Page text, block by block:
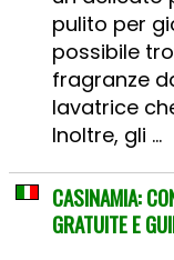
pulito per
possibile
fragranze
lavatrice
Inoltre, gli ...
CASINAMIA:
GRATUITE E